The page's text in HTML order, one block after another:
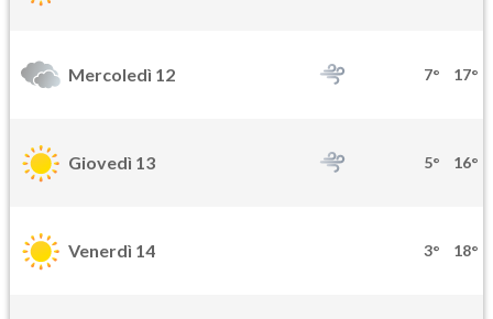
Mercoledì 12 7° 17°
Giovedì 13 5° 16°
Venerdì 14 3° 18°